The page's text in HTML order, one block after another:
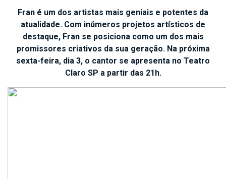
Fran é um dos artistas mais geniais e potentes da
atualidade. Com inúmeros projetos artísticos de
destaque, Fran se posiciona como um dos mais
promissores criativos da sua geração. Na próxima
sexta-feira, dia 3, o cantor se apresenta no Teatro
Claro SP a partir das 21h.